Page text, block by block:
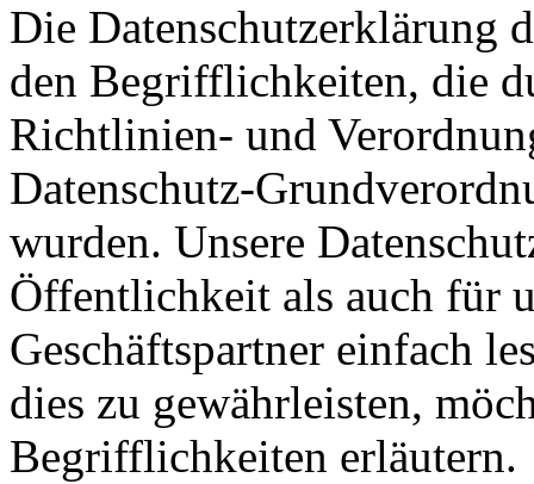
Die Datenschutzerklärung
den Begrifflichkeiten, die
Richtlinien- und
Datenschutz-
wurden. Unsere
Öffentlichkeit als auch für
Geschäftspartner einfach
dies zu gewährleisten,
Begrifflichkeiten erläutern.